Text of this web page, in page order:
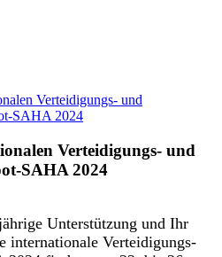
Verteidigungs- und
SAHA 2024
Verteidigungs- und
SAHA 2024
Unterstützung und Ihr
internationale Verteidigungs-